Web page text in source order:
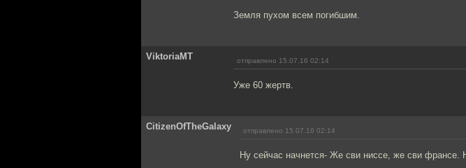
Земля пухом всем погибшим.
ViktoriaMT отправлено 15.07.16 02:14
Уже 60 жертв.
CitizenOfTheGalaxy отправлено 15.07.16 02:14
Ну сейчас начнется- Же сви ниссе, же сви франсе.